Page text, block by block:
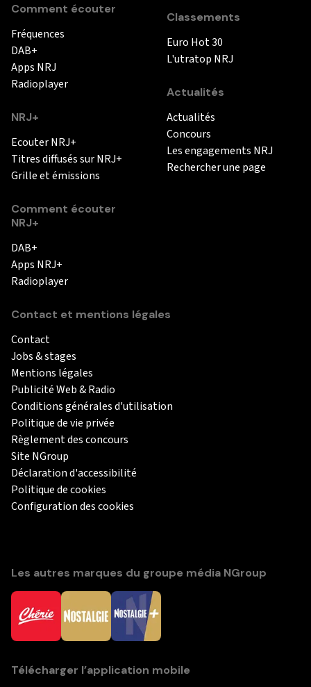
Comment écouter
Fréquences
DAB+
Apps NRJ
Radioplayer
NRJ+
Ecouter NRJ+
Titres diffusés sur NRJ+
Grille et émissions
Comment écouter
NRJ+
DAB+
Apps NRJ+
Radioplayer
Classements
Euro Hot 30
L'utratop NRJ
Actualités
Actualités
Concours
Les engagements NRJ
Rechercher une page
Contact et mentions légales
Contact
Jobs & stages
Mentions légales
Publicité Web & Radio
Conditions générales d'utilisation
Politique de vie privée
Règlement des concours
Site NGroup
Déclaration d'accessibilité
Politique de cookies
Configuration des cookies
Les autres marques du groupe média NGroup
Télécharger l’application mobile